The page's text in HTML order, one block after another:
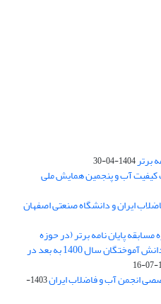
برتر1404-04-30
آب و پنجمین همایش ملی
ایران و دانشگاه صنعتی اصفهان
پایان نامه برتر (در حوزه
علوم و مهندسی آب و فاضلاب) ویژه دانش آموختگان سال 1400 به بعد در
انجمن آب و فاضلاب ایران
1403-